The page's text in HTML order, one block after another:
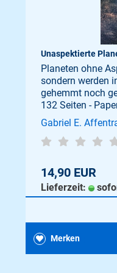
Unaspektierte
Planeten ohne
sondern werden
gehemmt noch
132 Seiten -
Gabriel E.
14,90 EUR
Lieferzeit:
Merken